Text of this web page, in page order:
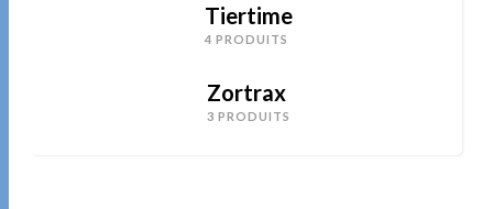
Tiertime
4 PRODUITS
Zortrax
3 PRODUITS